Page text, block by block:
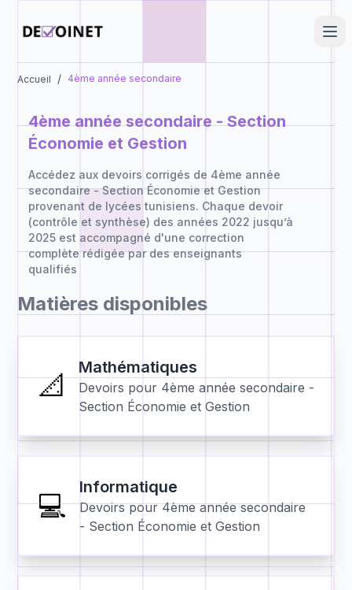
Accueil / 4ème année secondaire
4ème année secondaire - Section
Économie et Gestion
Accédez aux devoirs corrigés de 4ème année
secondaire - Section Économie et Gestion
provenant de lycées tunisiens. Chaque devoir
(contrôle et synthèse) des années 2022 jusqu’à
2025 est accompagné d'une correction
complète rédigée par des enseignants
qualifiés
Matières disponibles
📐
Mathématiques
Devoirs pour 4ème année secondaire -
Section Économie et Gestion
💻
Informatique
Devoirs pour4ème année secondaire
- Section Économie et Gestion